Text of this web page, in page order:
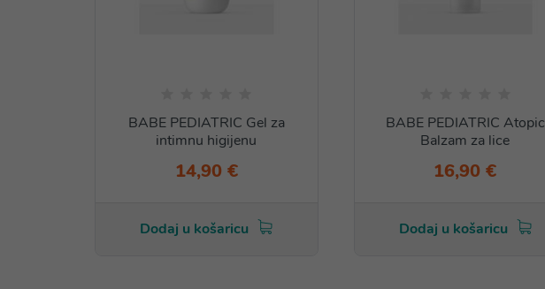
BABE PEDIATRIC Gel za
intimnu higijenu
14,90 €
Dodaj u košaricu
BABE PEDIATRIC Atopic
Balzam za lice
16,90 €
Dodaj u košaricu